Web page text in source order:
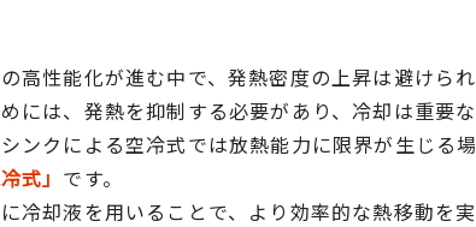
高性能化が進む中で、発熱密度の上昇は避けら
には、発熱を抑制する必要があり、冷却は重要な
ンクによる空冷式では放熱能力に限界が生じる
式」 です。
冷却液を用いることで、より効率的な熱移動を